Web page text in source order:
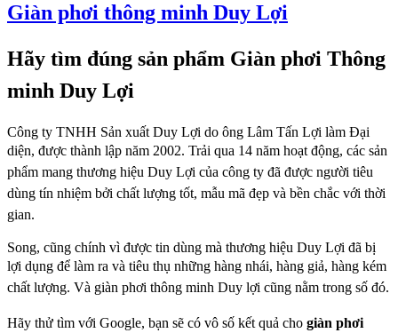
Giàn phơi thông minh Duy Lợi
Hãy tìm đúng sản phẩm Giàn phơi Thông
minh Duy Lợi
Công ty TNHH Sản xuất Duy Lợi do ông Lâm Tấn Lợi làm Đại
diện, được thành lập năm 2002. Trải qua 14 năm hoạt động, các sản
phẩm mang thương hiệu Duy Lợi của công ty đã được người tiêu
dùng tín nhiệm bởi chất lượng tốt, mẫu mã đẹp và bền chắc với thời
gian.
Song, cũng chính vì được tin dùng mà thương hiệu Duy Lợi đã bị
lợi dụng để làm ra và tiêu thụ những hàng nhái, hàng giả, hàng kém
chất lượng. Và giàn phơi thông minh Duy lợi cũng nằm trong số đó.
Hãy thử tìm với Google, bạn sẽ có vô số kết quả cho giàn phơi